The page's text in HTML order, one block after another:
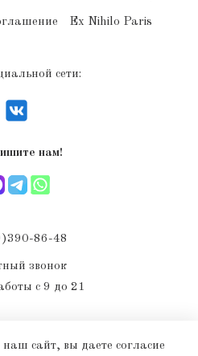
Ex Nihilo Paris
сети:
нам!
86-48
звонок
с 9 до 21
сайт, вы даете согласие